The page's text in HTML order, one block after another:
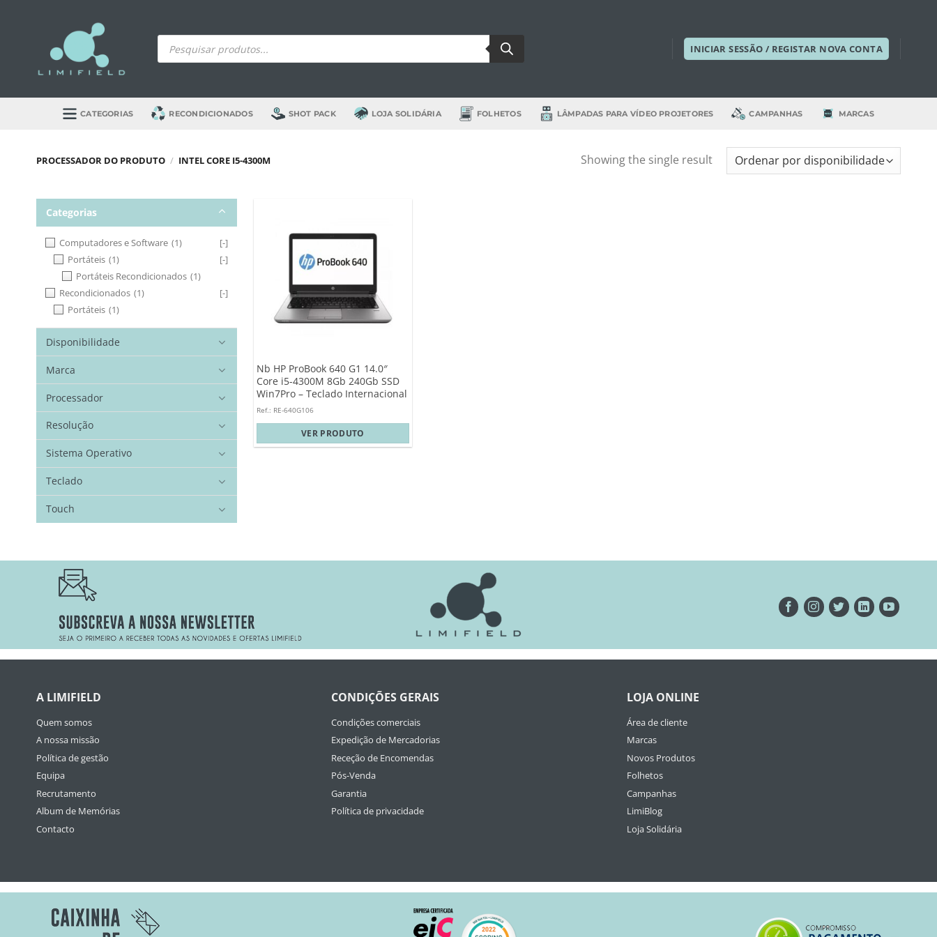
Products
search INICIAR SESSÃO / REGISTAR NOVA CONTA
CATEGORIAS RECONDICIONADOS SHOT PACK LOJA SOLIDÁRIA FOLHETOS LÂMPADAS PARA VÍDEO PROJETORES CAMPANHAS MARCAS
PROCESSADOR DO PRODUTO / INTEL CORE I5-4300M Showing the single result
Categorias
Computadores e Software (1)
[-]
Portáteis (1)
[-]
Portáteis Recondicionados (1)
Recondicionados (1)
[-]
Portáteis (1)
Disponibilidade
Marca
Processador
Resolução
Sistema Operativo
Teclado
Touch
Nb HP ProBook 640 G1 14.0″
Core i5-4300M 8Gb 240Gb SSD
Win7Pro – Teclado Internacional
Ref.: RE-640G106
VER PRODUTO
A LIMIFIELD
Quem somos
A nossa missão
Política de gestão
Equipa
Recrutamento
Album de Memórias
Contacto
CONDIÇÕES GERAIS
Condições comerciais
Expedição de Mercadorias
Receção de Encomendas
Pós-Venda
Garantia
Política de privacidade
LOJA ONLINE
Área de cliente
Marcas
Novos Produtos
Folhetos
Campanhas
LimiBlog
Loja Solidária